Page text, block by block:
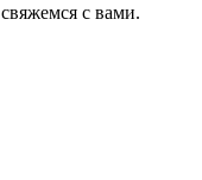
с вами.